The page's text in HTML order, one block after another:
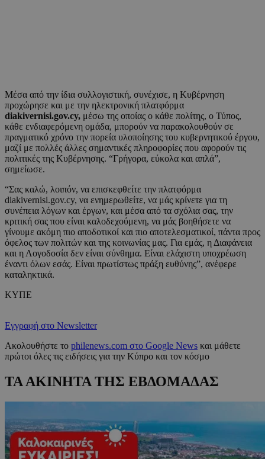
Μέσα από την ίδια συλλογιστική, συνέχισε, η Κυβέρνηση
προχώρησε και με την ηλεκτρονική πλατφόρμα
diakivernisi.gov.cy, μέσω της οποίας ο κάθε πολίτης, ο Τύπος,
κάθε ενδιαφερόμενη ομάδα, μπορούν να παρακολουθούν σε
πραγματικό χρόνο την πορεία υλοποίησης του κυβερνητικού έργου,
μαζί με πολλές άλλες σημαντικές πληροφορίες που αφορούν τις
πολιτικές της Κυβέρνησης. “Γρήγορα, εύκολα και απλά”,
σημείωσε.
“Σας καλώ, λοιπόν, να επισκεφθείτε την πλατφόρμα
diakivernisi.gov.cy, να ενημερωθείτε, να μάς κρίνετε για τη
συνέπεια λόγων και έργων, και μέσα από τα σχόλια σας, την
κριτική σας που είναι καλοδεχούμενη, να μάς βοηθήσετε να
γίνουμε ακόμη πιο αποδοτικοί και πιο αποτελεσματικοί, πάντα προς
όφελος των πολιτών και της κοινωνίας μας. Για εμάς, η Διαφάνεια
και η Λογοδοσία δεν είναι σύνθημα. Είναι ελάχιστη υποχρέωση
έναντι όλων εσάς. Είναι πρωτίστως πράξη ευθύνης”, ανέφερε
καταληκτικά.
ΚΥΠΕ
Εγγραφή στο Newsletter
Ακολουθήστε το philenews.com στο Google News και μάθετε
πρώτοι όλες τις ειδήσεις για την Κύπρο και τον κόσμο
ΤΑ ΑΚΙΝΗΤΑ ΤΗΣ ΕΒΔΟΜΑΔΑΣ